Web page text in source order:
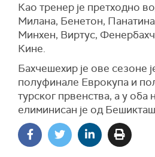
Као тренер је претходно
Милана, Бенетон,
Минхен, Виртус,
Кине.
Бахчешехир је ове сезоне
полуфинале Еврокупа и
турског првенства, а у оба
елиминисан је од